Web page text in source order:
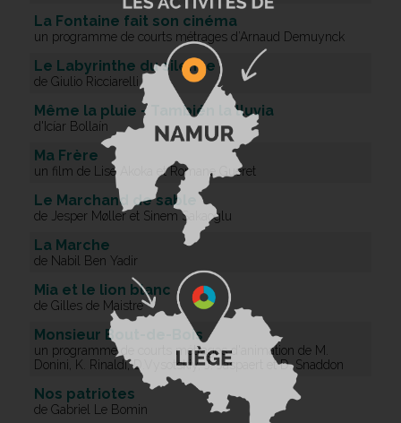
La Fontaine fait son cinéma
un programme de courts métrages d’Arnaud Demuynck
Le Labyrinthe du silence
de Giulio Ricciarelli
Même la pluie - También la lluvia
d'Icíar Bollaín
Ma Frère
un film de Lise Akoka et Romane Gueret
Le Marchand de sable
de Jesper Møller et Sinem Sakaoglu
La Marche
de Nabil Ben Yadir
Mia et le lion blanc
de Gilles de Maistre
Monsieur Bout-de-Bois
un programme de courts métrages d'animation de M.
Donini, K. Rinaldi, D.Vysotskiy, J. Jaspaert et D. Snaddon
Nos patriotes
de Gabriel Le Bomin